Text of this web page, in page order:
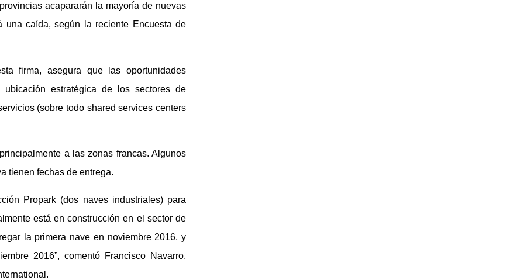
acapararán la mayoría de nuevas
una caída, según la reciente Encuesta de
firma, asegura que las oportunidades
estratégica de los sectores de
(sobre todo shared services centers
a las zonas francas. Algunos
tienen fechas de entrega.
Propark (dos naves industriales) para
está en construcción en el sector de
la primera nave en noviembre 2016, y
2016”, comentó Francisco Navarro,